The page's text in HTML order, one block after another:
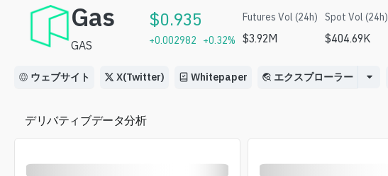
Gas
GAS
$0.935
+0.002982 +0.32%
Futures Vol (24h)
$3.92M
Spot Vol (24h)
$404.69K
ウェブサイト X(Twitter) Whitepaper エクスプローラー
デリバティブデータ分析